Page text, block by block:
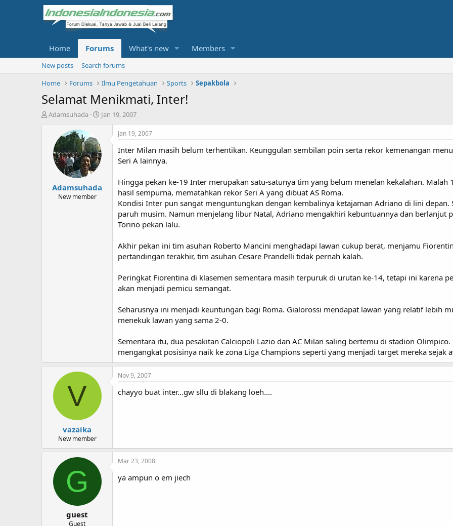
Home Forums What's new Members
New posts
Search forums
Home
Forums Ilmu Pengetahuan Sports Sepakbola
Selamat Menikmati, Inter!
T
Adamsuhada
S
t
d
e
Jan 19, 2007
Adamsuhada
New member
Jan 19, 2007
Inter Milan masih belum terhentikan. Keunggulan sembilan poin serta rekor kemenangan
Seri A lainnya.
Hingga pekan ke-19 Inter merupakan satu-satunya tim yang belum menelan kekalahan.
hasil sempurna, mematahkan rekor Seri A yang dibuat AS Roma.
Kondisi Inter pun sangat menguntungkan dengan kembalinya ketajaman Adriano di lini
paruh musim. Namun menjelang libur Natal, Adriano mengakhiri kebuntuannya dan berlanjut
Torino pekan lalu.
Akhir pekan ini tim asuhan Roberto Mancini menghadapi lawan cukup berat, menjamu
pertandingan terakhir, tim asuhan Cesare Prandelli tidak pernah kalah.
Peringkat Fiorentina di klasemen sementara masih terpuruk di urutan ke-14, tetapi ini karena
akan menjadi pemicu semangat.
Seharusnya ini menjadi keuntungan bagi Roma. Gialorossi mendapat lawan yang relatif lebih
menekuk lawan yang sama 2-0.
Sementara itu, dua pesakitan Calciopoli Lazio dan AC Milan saling bertemu di stadion
mengangkat posisinya naik ke zona Liga Champions seperti yang menjadi target mereka sejak
V
vazaika
New member
Nov 9, 2007
chayyo buat inter...gw sllu di blakang loeh....
G
guest
Guest
Mar 23, 2008
ya ampun o em jiech